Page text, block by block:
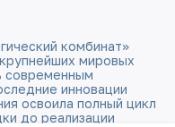
комбинат»
мировых
современным
инновации
освоила полный цикл
до реализации